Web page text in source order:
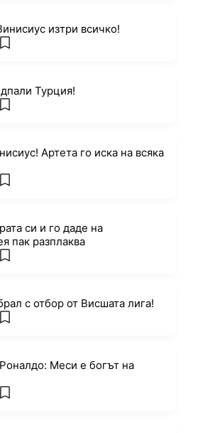
изтри всичко!
add favorites
Турция!
add favorites
Артета го иска на всяка
add favorites
си и го даде на
пак разплаква
add favorites
с отбор от Висшата лига!
add favorites
Меси е богът на
add favorites